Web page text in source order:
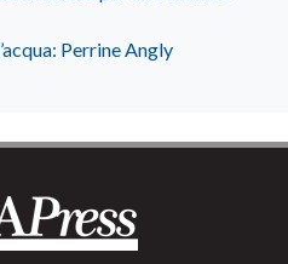
Perrine Angly